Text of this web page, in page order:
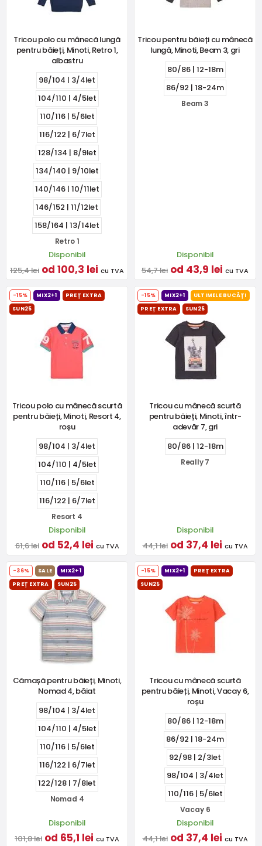
Tricou polo cu mânecă lungă
pentru băieți, Minoti, Retro 1,
albastru
98/104 | 3/4let
104/110 | 4/5let
110/116 | 5/6let
116/122 | 6/7let
128/134 | 8/9let
134/140 | 9/10let
140/146 | 10/11let
146/152 | 11/12let
158/164 | 13/14let
Retro 1
Disponibil
125,4 lei od 100,3 lei cu TVA
Tricou pentru băieți cu mânecă
lungă, Minoti, Beam 3, gri
80/86 | 12-18m
86/92 | 18-24m
Beam 3
Disponibil
54,7 lei od 43,9 lei cu TVA
-15% MIX2+1
PREȚ EXTRA
SUN25
Tricou polo cu mânecă scurtă
pentru băieți, Minoti, Resort 4,
roșu
98/104 | 3/4let
104/110 | 4/5let
110/116 | 5/6let
116/122 | 6/7let
Resort 4
Disponibil
61,6 lei od 52,4 lei cu TVA
-15% MIX2+1
ULTIMELE BUCĂȚI
PREȚ EXTRA
SUN25
Tricou cu mânecă scurtă
pentru băieți, Minoti, într-
adevăr 7, gri
80/86 | 12-18m
Really 7
Disponibil
44,1 lei od 37,4 lei cu TVA
-36% SALE
MIX2+1
PREȚ EXTRA
SUN25
Cămașă pentru băieți, Minoti,
Nomad 4, băiat
98/104 | 3/4let
104/110 | 4/5let
110/116 | 5/6let
116/122 | 6/7let
122/128 | 7/8let
Nomad 4
Disponibil
101,8 lei od 65,1 lei cu TVA
-15% MIX2+1
PREȚ EXTRA
SUN25
Tricou cu mânecă scurtă
pentru băieți, Minoti, Vacay 6,
roșu
80/86 | 12-18m
86/92 | 18-24m
92/98 | 2/3let
98/104 | 3/4let
110/116 | 5/6let
Vacay 6
Disponibil
44,1 lei od 37,4 lei cu TVA